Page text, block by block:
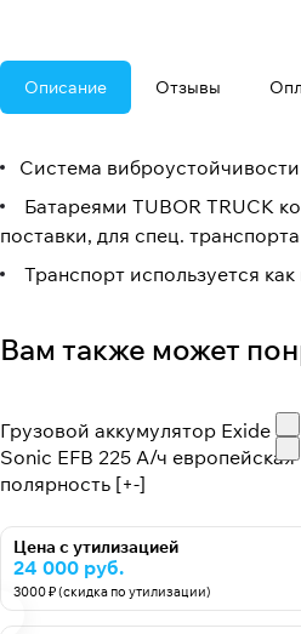
Описание Отзывы
Система
Батареями TUBOR TRUCK
поставки, для спец.
Транспорт используется
Вам также может
Грузовой аккумулятор Exide SF
Sonic EFB 225 А/ч европейская
полярность [+-]
Цена с утилизацией
24 000 руб.
3000 ₽ (скидка по утилизации)